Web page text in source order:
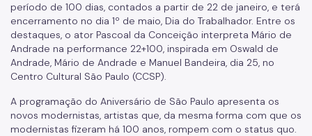
período de 100 dias, contados a partir de 22 de janeiro, e terá
encerramento no dia 1º de maio, Dia do Trabalhador. Entre os
destaques, o ator Pascoal da Conceição interpreta Mário de
Andrade na performance 22+100, inspirada em Oswald de
Andrade, Mário de Andrade e Manuel Bandeira, dia 25, no
Centro Cultural São Paulo (CCSP).
A programação do Aniversário de São Paulo apresenta os
novos modernistas, artistas que, da mesma forma com que os
modernistas fizeram há 100 anos, rompem com o status quo.